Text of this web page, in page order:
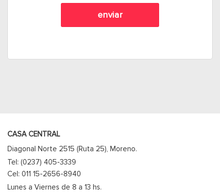
CASA CENTRAL
Diagonal Norte 2515 (Ruta 25), Moreno.
Tel: (0237) 405-3339
Cel: 011 15-2656-8940
Lunes a Viernes de 8 a 13 hs.